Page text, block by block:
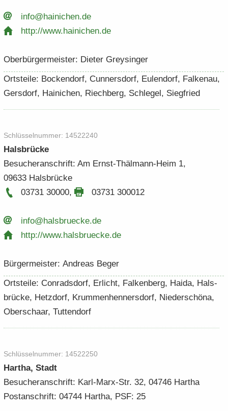
info@hai­ni­chen.​de
http:/​/​www.​hainichen.​de
Ober­bür­ger­meis­ter: Die­ter Grey­sin­ger
Orts­tei­le: Bo­cken­dorf, Cun­ners­dorf, Eu­len­dorf, Fal­ken­au,
Gers­dorf, Hai­ni­chen, Riech­berg, Schle­gel, Sieg­fried
Schlüs­sel­num­mer: 14522240
Hals­brü­cke
Be­su­cher­an­schrift: Am Ernst-​Thälmann-Heim 1,
09633 Hals­brü­cke
03731 30000, 03731 300012
info@hals­bru­ecke.​de
http:/​/​www.​halsbruecke.​de
Bür­ger­meis­ter: An­dre­as Beger
Orts­tei­le: Con­rads­dorf, Er­licht, Fal­ken­berg, Haida, Hals­
brü­cke, Hetz­dorf, Krum­men­hen­ners­dorf, Nie­der­schö­na,
Ober­schaar, Tut­ten­dorf
Schlüs­sel­num­mer: 14522250
Har­tha, Stadt
Be­su­cher­an­schrift: Karl-​Marx-Str. 32, 04746 Har­tha
Post­an­schrift: 04744 Har­tha, PSF: 25